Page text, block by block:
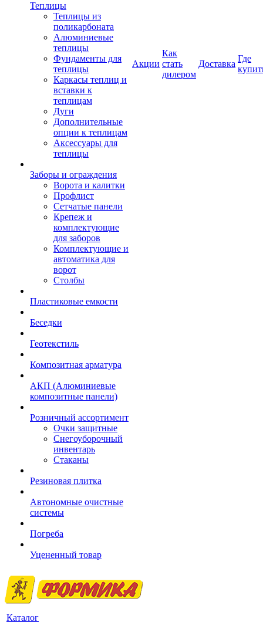
Теплицы
Теплицы из
поликарбоната
Алюминиевые
теплицы
Фундаменты для
теплицы
Каркасы теплиц и
вставки к
теплицам
Дуги
Дополнительные
опции к теплицам
Аксессуары для
теплицы
Заборы и ограждения
Ворота и калитки
Профлист
Сетчатые панели
Крепеж и
комплектующие
для заборов
Комплектующие и
автоматика для
ворот
Столбы
Пластиковые емкости
Беседки
Геотекстиль
Композитная арматура
АКП (Алюминиевые
композитные панели)
Розничный ассортимент
Очки защитные
Снегоуборочный
инвентарь
Стаканы
Резиновая плитка
Автономные очистные
системы
Погреба
Уцененный товар
Акции
Как
стать
дилером
Доставка
Где
Каталог